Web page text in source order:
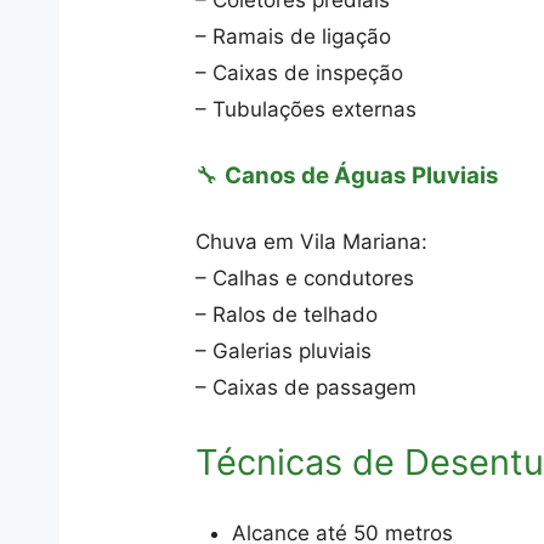
– Ramais de ligação
– Caixas de inspeção
– Tubulações externas
🔧 Canos de Águas Pluviais
Chuva em Vila Mariana:
– Calhas e condutores
– Ralos de telhado
– Galerias pluviais
– Caixas de passagem
Técnicas de
Alcance até 50 metros